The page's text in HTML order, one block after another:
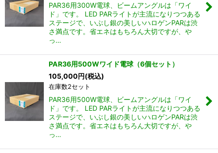
PAR36用300W電球、ビームアングルは「ワイ
ド」です。 LED PARライトが主流になりつつある
ステージで、いぶし銀の美しいハロゲンPARは渋
さ満点です。省エネはもちろん大切ですが、や
っ…
PAR36用500Wワイド電球（6個セット）
105,000円(税込)
在庫数2セット
PAR36用500W電球、ビームアングルは「ワイ
ド」です。 LED PARライトが主流になりつつある
ステージで、いぶし銀の美しいハロゲンPARは渋
さ満点です。省エネはもちろん大切ですが、や
っ…